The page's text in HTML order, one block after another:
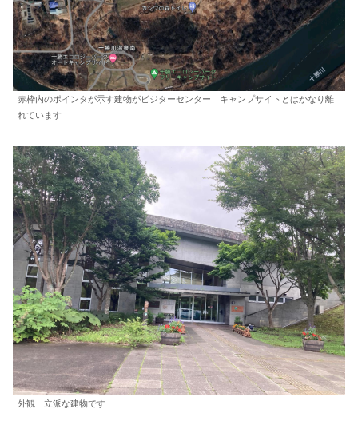
赤枠内のポインタが示す建物がビジターセンター キャンプサイトとはかなり離
れています
外観 立派な建物です